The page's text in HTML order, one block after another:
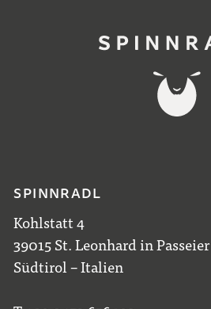
SPINNRADL
Kohlstatt 4
39015 St. Leonhard in Passeier
Südtirol – Italien